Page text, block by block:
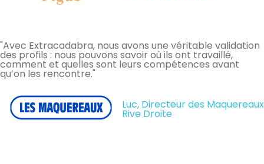
"Avec Extracadabra, nous avons une véritable validation
des profils : nous pouvons savoir où ils ont travaillé,
comment et quelles sont leurs compétences avant
qu’on les rencontre."
Luc, Directeur des Maquereaux
Rive Droite